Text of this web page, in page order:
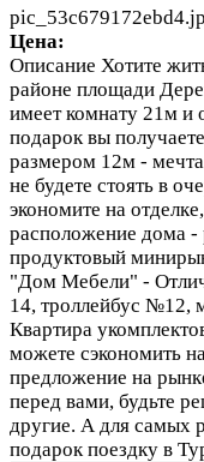
Цена:
Описание Хотите
районе площади
имеет комнату 21м
подарок вы
размером 12м -
не будете стоять в
экономите на
расположение дома
продуктовый
"Дом Мебели" -
14, троллейбус №12,
Квартира
можете сэкономить
предложение на
перед вами, будьте
другие. А для самых
подарок поездку в